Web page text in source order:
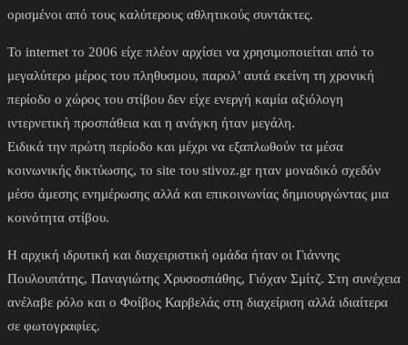
ορισμένοι από τους καλύτερους αθλητικούς συντάκτες.
Το internet το 2006 είχε πλέον αρχίσει να χρησιμοποιείται από το
μεγαλύτερο μέρος του πληθυσμου, παρολ’ αυτά εκείνη τη χρονική
περίοδο ο χώρος του στίβου δεν είχε ενεργή καμία αξιόλογη
ιντερνετική προσπάθεια και η ανάγκη ήταν μεγάλη.
Ειδικά την πρώτη περίοδο και μέχρι να εξαπλωθούν τα μέσα
κοινωνικής δικτύωσης, το site του stivoz.gr ηταν μοναδικό σχεδόν
μέσο άμεσης ενημέρωσης αλλά και επικοινωνίας δημιουργώντας μια
κοινότητα στίβου.
Η αρχική ιδρυτική και διαχειριστική ομάδα ήταν οι Γιάννης
Πουλουπάτης, Παναγιώτης Χρυσοσπάθης, Γιόχαν Σμίτζ. Στη συνέχεια
ανέλαβε ρόλο και ο Φοίβος Καρβελάς στη διαχείριση αλλά ιδιαίτερα
σε φωτογραφίες.